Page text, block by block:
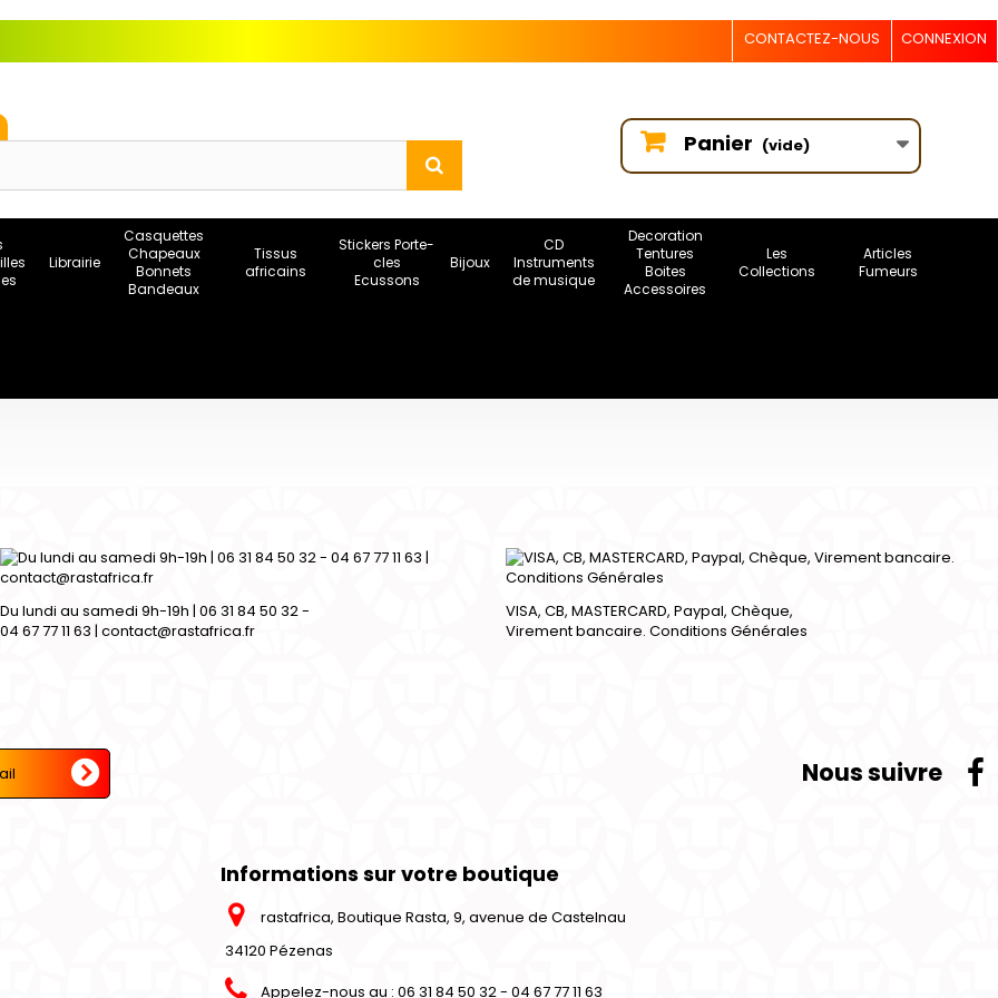
CONNEXION
CONTACTEZ-NOUS
Panier (vide)
Librairie
Casquettes
Chapeaux
Bonnets
Bandeaux
Tissus
africains
Stickers Porte-
cles
Ecussons
Bijoux
CD
Instruments
de musique
Decoration
Tentures
Boites
Accessoires
Les
Collections
Articles
Fumeurs
Du lundi au samedi 9h-19h | 06 31 84 50 32 -
04 67 77 11 63 | contact@rastafrica.fr
VISA, CB, MASTERCARD, Paypal, Chèque,
Virement bancaire. Conditions Générales
Nous suivre
Informations sur votre boutique
rastafrica, Boutique Rasta, 9, avenue de Castelnau
34120 Pézenas
Appelez-nous au :06 31 84 50 32 - 04 67 77 11 63